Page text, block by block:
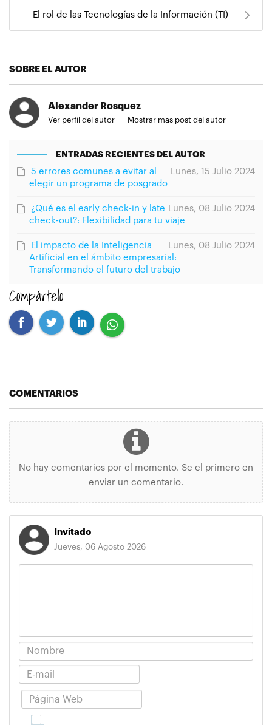
El rol de las Tecnologías de la Información (TI)
SOBRE EL AUTOR
Alexander Rosquez
Ver perfil del autor Mostrar mas post del autor
ENTRADAS RECIENTES DEL AUTOR
Lunes, 15 Julio 2024
5 errores comunes a evitar al
elegir un programa de posgrado
Lunes, 08 Julio 2024
¿Qué es el early check-in y late
check-out?: Flexibilidad para tu viaje
Lunes, 08 Julio 2024
El impacto de la Inteligencia
Artificial en el ámbito empresarial:
Transformando el futuro del trabajo
Compártelo
COMENTARIOS
No hay comentarios por el momento. Se el primero en
enviar un comentario.
Invitado
Jueves, 06 Agosto 2026